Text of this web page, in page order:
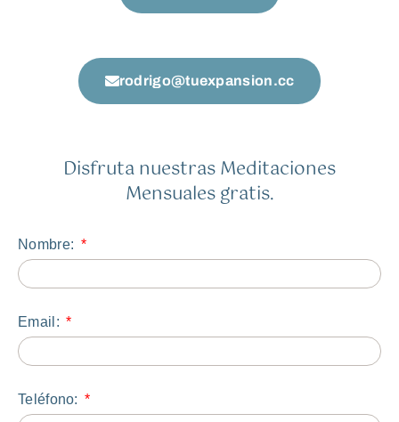
rodrigo@tuexpansion.cc
Disfruta nuestras Meditaciones
Mensuales gratis.
Nombre:
Email:
Teléfono: